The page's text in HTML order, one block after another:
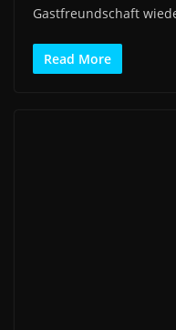
Gastfreundschaft
Read More